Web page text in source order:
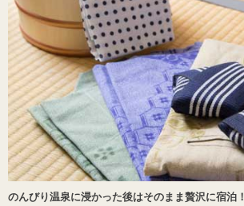
のんびり温泉に浸かった後はそのまま贅沢に宿泊！